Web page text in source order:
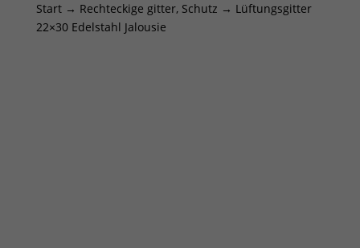
Start→ Rechteckige gitter, Schutz → Lüftungsgitter
22×30 Edelstahl Jalousie